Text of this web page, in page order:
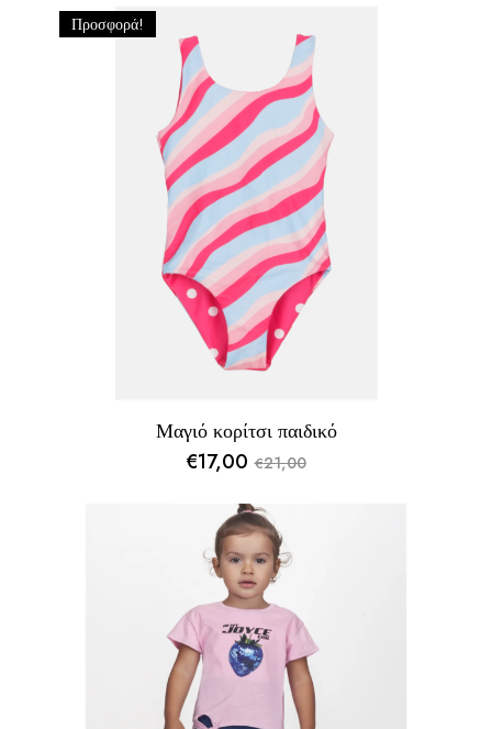
Προσφορά!
Μαγιό κορίτσι παιδικό
€21,00
Original
price
was:
€21,00.
€17,00Η
τρέχουσα
τιμή
είναι:
€17,00.